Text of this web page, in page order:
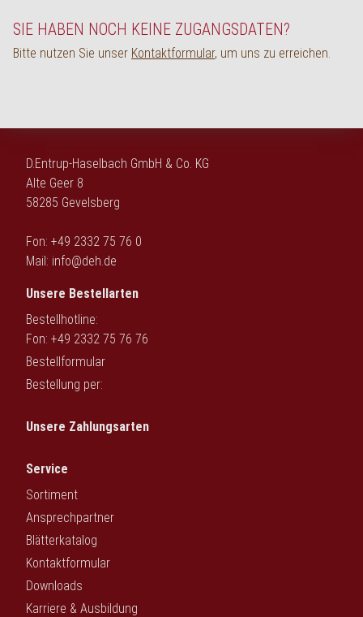
SIE HABEN NOCH KEINE ZUGANGSDATEN?
Bitte nutzen Sie unser Kontaktformular, um uns zu erreichen.
D.Entrup-Haselbach GmbH & Co. KG
Alte Geer 8
58285 Gevelsberg
Fon: +49 2332 75 76 0
Mail: info@deh.de
Unsere Bestellarten
Bestellhotline:
Fon: +49 2332 75 76 76
Bestellformular
Bestellung per:
Unsere Zahlungsarten
Service
Sortiment
Ansprechpartner
Blätterkatalog
Kontaktformular
Downloads
Karriere & Ausbildung
English